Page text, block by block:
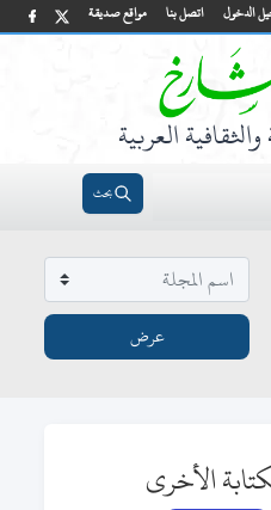
مواقع صديقة اتصل بنا الدخول
العربية
بحث
الأخرى